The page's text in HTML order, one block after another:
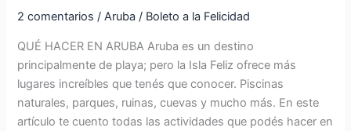
2 comentarios /Aruba / Boleto a la Felicidad
QUÉ HACER EN ARUBA Aruba es un destino
principalmente de playa; pero la Isla Feliz ofrece más
lugares increíbles que tenés que conocer. Piscinas
naturales, parques, ruinas, cuevas y mucho más. En este
artículo te cuento todas las actividades que podés hacer en